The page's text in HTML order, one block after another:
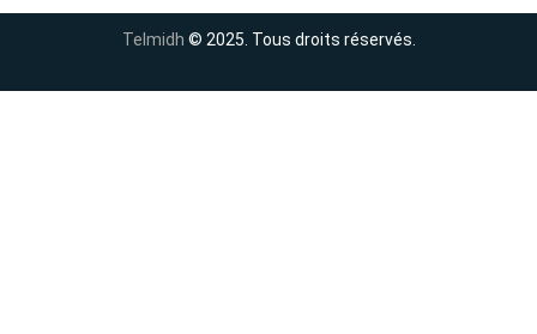
Telmidh © 2025. Tous droits réservés.